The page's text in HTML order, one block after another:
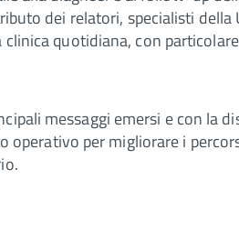
dei relatori, specialisti
quotidiana, con
messaggi emersi e con la
per migliorare i